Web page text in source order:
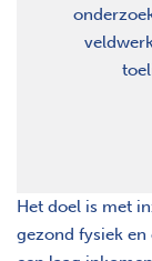
Het doel is met
gezond fysiek